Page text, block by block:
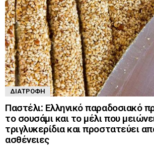
ΔΙΑΤΡΟΦΉ
Παστέλι: Ελληνικό παραδοσιακό
το σουσάμι και το μέλι που
τριγλυκερίδια και προστατεύει
ασθένειες